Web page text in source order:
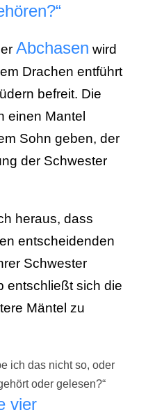
Abchasen wird
Drachen entführt
befreit. Die
einen Mantel
Sohn geben, der
der Schwester
heraus, dass
entscheidenden
Schwester
entschließt sich die
Mäntel zu
ich das nicht so, oder
oder gelesen?“
vier